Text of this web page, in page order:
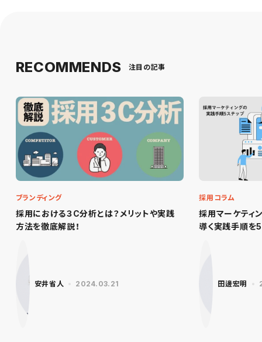
RECOMMENDS 注目の記事
採用における３C分析とは？メリットや実践
方法を徹底解説！
ブランディング
安井省人 2024.03.21
採用マーケティ
導く実践手順を
採用コラム
田邊宏明